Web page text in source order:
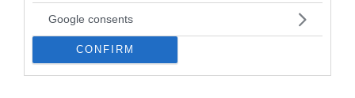
Google consents
CONFIRM
όσα βλέπουμε. Εμείς δεν μηδενίζουμε καμία
προσπάθεια, γιατί αντιλαμβανόμαστε ...
05 Αυγούστου 2026